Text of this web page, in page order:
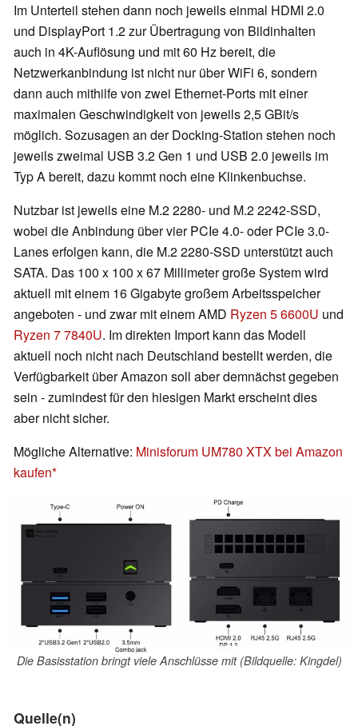
Im Unterteil stehen dann noch jeweils einmal HDMI 2.0
und DisplayPort 1.2 zur Übertragung von Bildinhalten
auch in 4K-Auflösung und mit 60 Hz bereit, die
Netzwerkanbindung ist nicht nur über WiFi 6, sondern
dann auch mithilfe von zwei Ethernet-Ports mit einer
maximalen Geschwindigkeit von jeweils 2,5 GBit/s
möglich. Sozusagen an der Docking-Station stehen noch
jeweils zweimal USB 3.2 Gen 1 und USB 2.0 jeweils im
Typ A bereit, dazu kommt noch eine Klinkenbuchse.
Nutzbar ist jeweils eine M.2 2280- und M.2 2242-SSD,
wobei die Anbindung über vier PCIe 4.0- oder PCIe 3.0-
Lanes erfolgen kann, die M.2 2280-SSD unterstützt auch
SATA. Das 100 x 100 x 67 Millimeter große System wird
aktuell mit einem 16 Gigabyte großem Arbeitsspeicher
angeboten - und zwar mit einem AMD Ryzen 5 6600U und
Ryzen 7 7840U. Im direkten Import kann das Modell
aktuell noch nicht nach Deutschland bestellt werden, die
Verfügbarkeit über Amazon soll aber demnächst gegeben
sein - zumindest für den hiesigen Markt erscheint dies
aber nicht sicher.
Mögliche Alternative: Minisforum UM780 XTX bei Amazon
kaufen
Die Basisstation bringt viele Anschlüsse mit (Bildquelle: Kingdel)
Quelle(n)